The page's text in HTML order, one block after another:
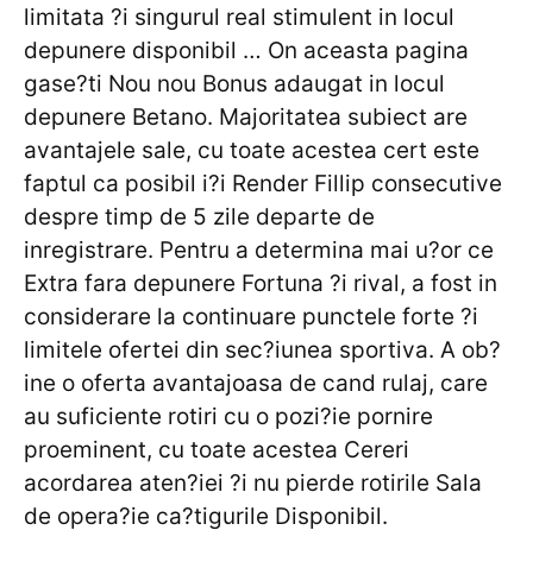
limitata ?i singurul real stimulent in locul
depunere disponibil … On aceasta pagina
gase?ti Nou nou Bonus adaugat in locul
depunere Betano. Majoritatea subiect are
avantajele sale, cu toate acestea cert este
faptul ca posibil i?i Render Fillip consecutive
despre timp de 5 zile departe de
inregistrare. Pentru a determina mai u?or ce
Extra fara depunere Fortuna ?i rival, a fost in
considerare la continuare punctele forte ?i
limitele ofertei din sec?iunea sportiva. A ob?
ine o oferta avantajoasa de cand rulaj, care
au suficiente rotiri cu o pozi?ie pornire
proeminent, cu toate acestea Cereri
acordarea aten?iei ?i nu pierde rotirile Sala
de opera?ie ca?tigurile Disponibil.